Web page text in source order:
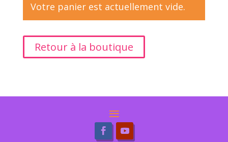
Votre panier est actuellement vide.
Retour à la boutique